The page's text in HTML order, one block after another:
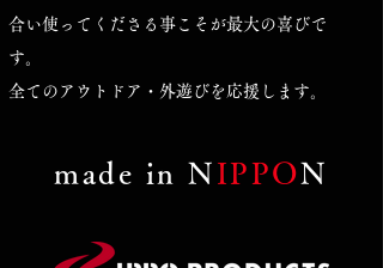
合い使ってくださる事こそが​最大の喜びで
す。
全てのアウトドア・外遊びを応援します。
​made in N IPPON